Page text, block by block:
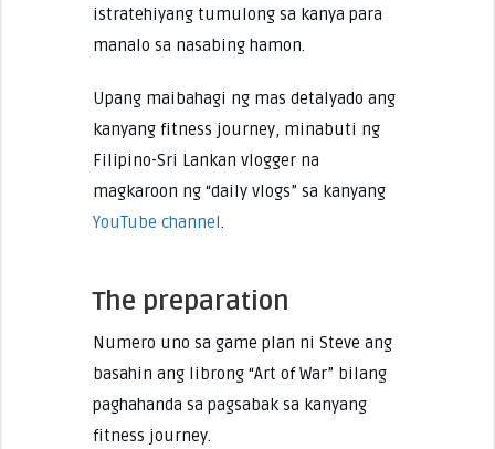
istratehiyang tumulong sa kanya para
manalo sa nasabing hamon.
Upang maibahagi ng mas detalyado ang
kanyang fitness journey, minabuti ng
Filipino-Sri Lankan vlogger na
magkaroon ng “daily vlogs” sa kanyang
YouTube channel.
The preparation
Numero uno sa game plan ni Steve ang
basahin ang librong “Art of War” bilang
paghahanda sa pagsabak sa kanyang
fitness journey.